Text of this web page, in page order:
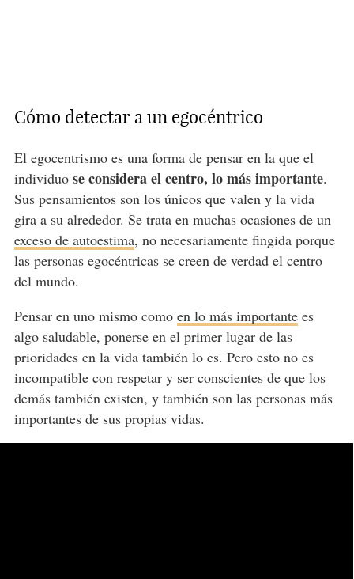
Cómo detectar a un egocéntrico
El egocentrismo es una forma de pensar en la que el
individuo se considera el centro, lo más importante.
Sus pensamientos son los únicos que valen y la vida
gira a su alrededor. Se trata en muchas ocasiones de un
exceso de autoestima, no necesariamente fingida porque
las personas egocéntricas se creen de verdad el centro
del mundo.
Pensar en uno mismo como en lo más importantees
algo saludable, ponerse en el primer lugar de las
prioridades en la vida también lo es. Pero esto no es
incompatible con respetar y ser conscientes de que los
demás también existen, y también son las personas más
importantes de sus propias vidas.